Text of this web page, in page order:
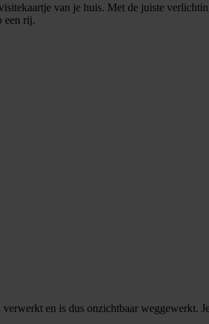
van je huis. Met de juiste
een rij.
en is dus onzichtbaar weggewerkt.